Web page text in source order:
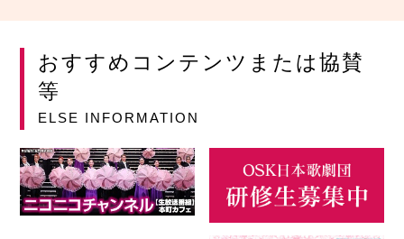
おすすめコンテンツまたは協賛
等
ELSE INFORMATION